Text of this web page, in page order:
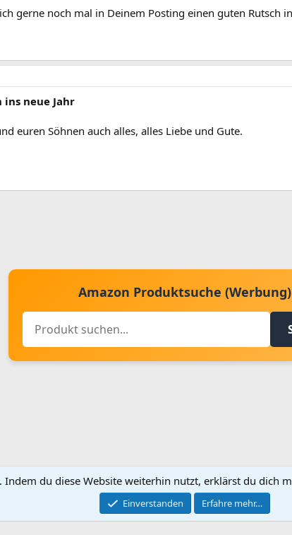
gerne noch mal in Deinem Posting einen guten Rutsch
ins neue Jahr
euren Söhnen auch alles, alles Liebe und Gute.
Amazon Produktsuche (Werbung)
Kontakt
Community platform by XenForo © 2010-2024 XenForo Ltd.
Indem du diese Website weiterhin nutzt, erklärst du dich
Einverstanden Erfahre mehr…